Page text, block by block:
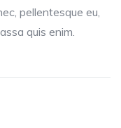
pellentesque eu,
quis enim.